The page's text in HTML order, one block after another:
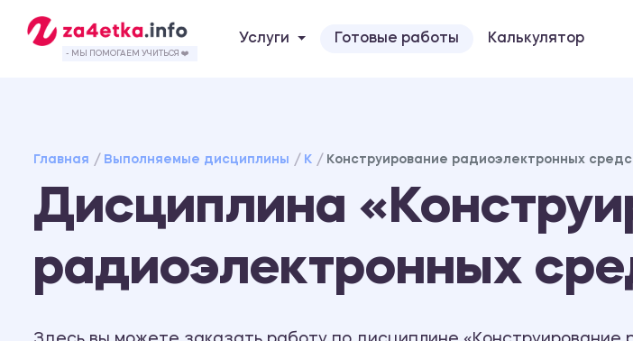
- МЫ ПОМОГАЕМ УЧИТЬСЯ ❤️
Услуги Готовые работы Калькулятор
Главная Выполняемые дисциплины К Конструирование радиоэлектронных
Дисциплина
радиоэлектронных